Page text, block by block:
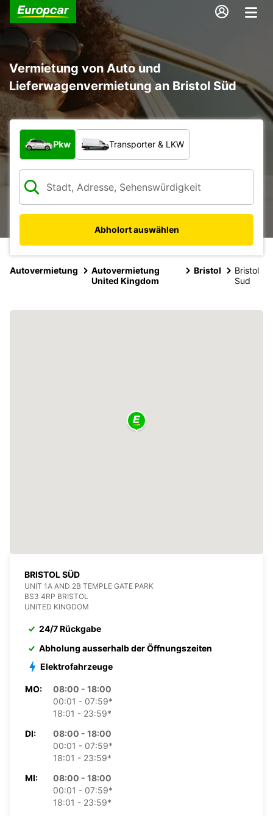
Vermietung von Auto und
Lieferwagenvermietung an Bristol Süd
Welche Art von Fahrzeug?
Pkw Transporter & LKW
Abholort auswählen
Autovermietung
Autovermietung
United Kingdom
Bristol
Bristol
Sud
BRISTOL SÜD
UNIT 1A AND 2B TEMPLE GATE PARK
BS3 4RP BRISTOL
UNITED KINGDOM
24/7 Rückgabe
Abholung ausserhalb der Öffnungszeiten
Elektrofahrzeuge
MO:
08:00 - 18:00
00:01 - 07:59*
18:01 - 23:59*
DI:
08:00 - 18:00
00:01 - 07:59*
18:01 - 23:59*
MI:
08:00 - 18:00
00:01 - 07:59*
18:01 - 23:59*